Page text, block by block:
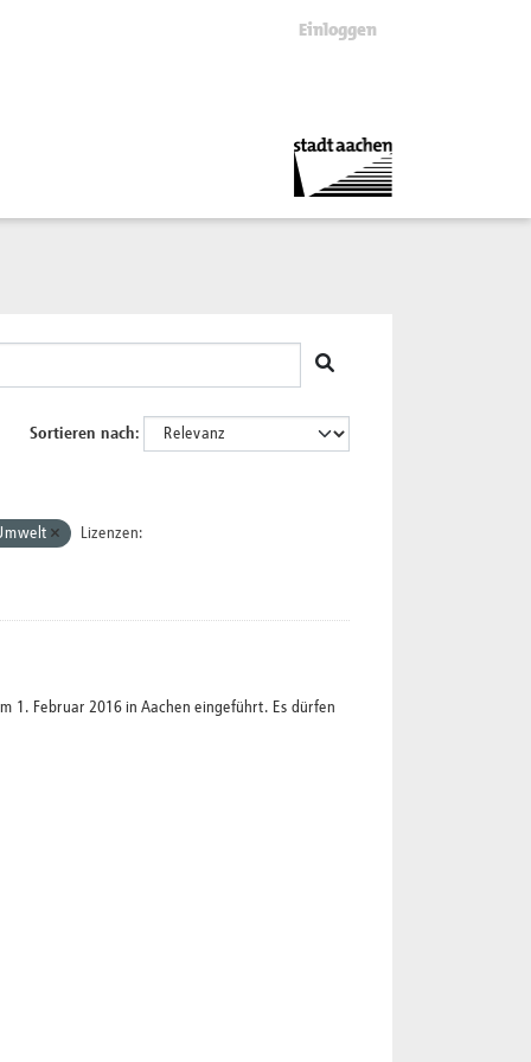
Einloggen
Sortieren nach
Lizenzen:
1. Februar 2016 in Aachen eingeführt. Es dürfen